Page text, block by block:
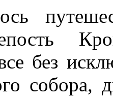
без
собора,